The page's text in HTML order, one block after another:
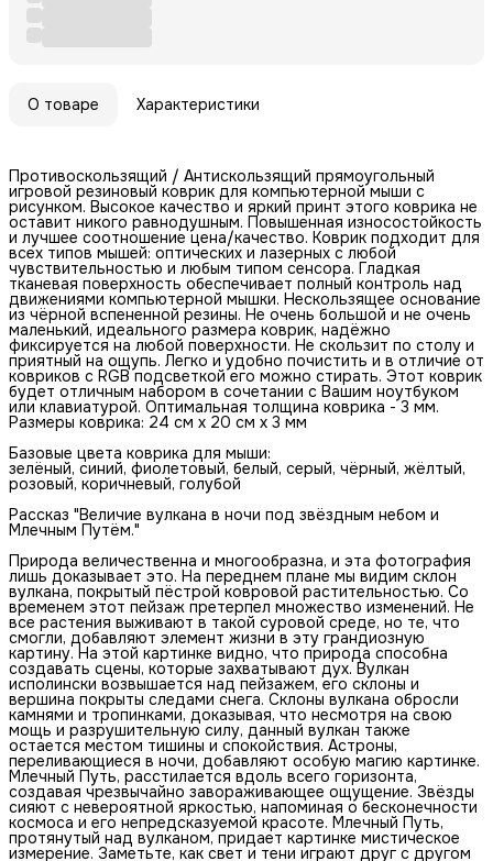
О товаре Характеристики
Противоскользящий / Антискользящий прямоугольный
игровой резиновый коврик для компьютерной мыши с
рисунком. Высокое качество и яркий принт этого коврика не
оставит никого равнодушным. Повышенная износостойкость
и лучшее соотношение цена/качество. Коврик подходит для
всех типов мышей: оптических и лазерных с любой
чувствительностью и любым типом сенсора. Гладкая
тканевая поверхность обеспечивает полный контроль над
движениями компьютерной мышки. Нескользящее основание
из чёрной вспененной резины. Не очень большой и не очень
маленький, идеального размера коврик, надёжно
фиксируется на любой поверхности. Не скользит по столу и
приятный на ощупь. Легко и удобно почистить и в отличие от
ковриков с RGB подсветкой его можно стирать. Этот коврик
будет отличным набором в сочетании с Вашим ноутбуком
или клавиатурой. Оптимальная толщина коврика - 3 мм.
Размеры коврика: 24 см x 20 см x 3 мм
Базовые цвета коврика для мыши:
зелёный, синий, фиолетовый, белый, серый, чёрный, жёлтый,
розовый, коричневый, голубой
Рассказ "Величие вулкана в ночи под звёздным небом и
Млечным Путём."
Природа величественна и многообразна, и эта фотография
лишь доказывает это. На переднем плане мы видим склон
вулкана, покрытый пёстрой ковровой растительностью. Со
временем этот пейзаж претерпел множество изменений. Не
все растения выживают в такой суровой среде, но те, что
смогли, добавляют элемент жизни в эту грандиозную
картину. На этой картинке видно, что природа способна
создавать сцены, которые захватывают дух. Вулкан
исполински возвышается над пейзажем, его склоны и
вершина покрыты следами снега. Склоны вулкана обросли
камнями и тропинками, доказывая, что несмотря на свою
мощь и разрушительную силу, данный вулкан также
остается местом тишины и спокойствия. Астроны,
переливающиеся в ночи, добавляют особую магию картинке.
Млечный Путь, расстилается вдоль всего горизонта,
создавая чрезвычайно завораживающее ощущение. Звёзды
сияют с невероятной яркостью, напоминая о бесконечности
космоса и его непредсказуемой красоте. Млечный Путь,
протянутый над вулканом, придает картинке мистическое
измерение. Заметьте, как свет и тени играют друг с другом